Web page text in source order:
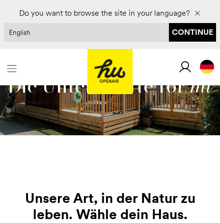
Do you want to browse the site in your language?
CONTINUE
Die Unterkünfte forhu
Unsere Art, in der Natur zu
leben. Wähle dein Haus.